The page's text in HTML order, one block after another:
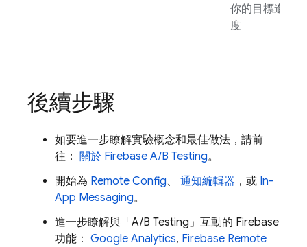
你的目標進
度
後續步驟
如要進一步瞭解實驗概念和最佳做法，請前
往： 關於 Firebase A/B Testing。
開始為 Remote Config、 通知編輯器 ，或 In-
App Messaging。
進一步瞭解與「 A/B Testing」互動的 Firebase
功能： Google Analytics, Firebase Remote